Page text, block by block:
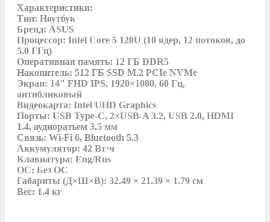
Характеристики:
Тип: Ноутбук
Бренд: ASUS
Процессор: Intel Core 5 120U (10 ядер, 12 потоков, до
5.0 ГГц)
Оперативная память: 12 ГБ DDR5
Накопитель: 512 ГБ SSD M.2 PCIe NVMe
Экран: 14" FHD IPS, 1920×1080, 60 Гц,
антибликовый
Видеокарта: Intel UHD Graphics
Порты: USB Type-C, 2×USB-A 3.2, USB 2.0, HDMI
1.4, аудиоразъем 3.5 мм
Связь: Wi-Fi 6, Bluetooth 5.3
Аккумулятор: 42 Вт·ч
Клавиатура: Eng/Rus
ОС: Без ОС
Габариты (Д×Ш×В): 32.49 × 21.39 × 1.79 см
Вес: 1.4 кг